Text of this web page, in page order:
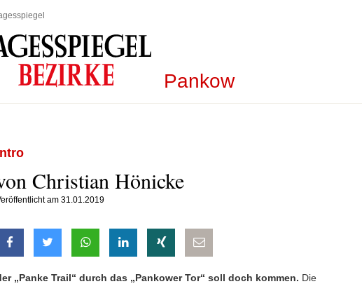
Pankow
Christian Hönicke
am 31.01.2019
auf Facebook teilen
auf Twitter teilen
mit Whatsapp teilen
auf LinkedIn teilen
auf Xing teilenper E-Mail teilen
„Panke Trail“ durch das „Pankower Tor“ soll doch kommen. Die